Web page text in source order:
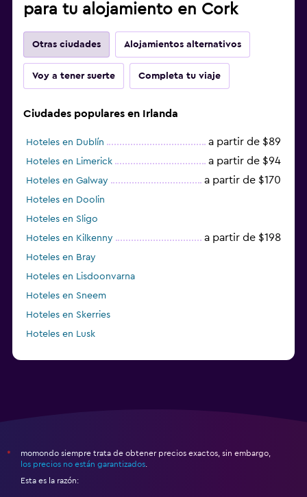
para tu alojamiento en Cork
Otras ciudades Alojamientos alternativos
Voy a tener suerte Completa tu viaje
Ciudades populares en Irlanda
Hoteles en Dublín a partir de $89
Hoteles en Limerick a partir de $94
Hoteles en Galway a partir de $170
Hoteles en Doolin
Hoteles en Sligo
Hoteles en Kilkenny
a partir de $198
Hoteles en Bray
Hoteles en Lisdoonvarna
Hoteles en Sneem
Hoteles en Skerries
Hoteles en Lusk
*
momondo siempre trata de obtener precios exactos, sin embargo,
los precios no están garantizados
Esta es la razón: